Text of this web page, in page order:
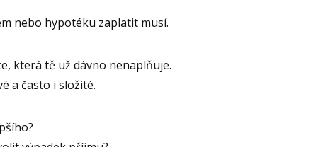
nebo hypotéku zaplatit musí.
která tě už dávno nenaplňuje.
a často i složité.